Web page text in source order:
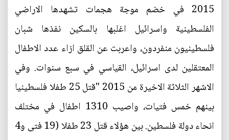
2015 في خضم موجة هجمات تشهدها الاراضي
الفلسطينية واسرائيل اغلبها بالسكين نفذها شبان
فلسطينيون منفردون، واعربت عن القلق ازاء عدد الاطفال
المعتقلين لدى اسرائيل، القياسي في سبع سنوات. وفي
الاشهر الثلاثة الاخيرة من 2015 "قتل 25 طفلا فلسطينيا
بينهم خمس فتيات، واصيب 1310 اطفال في مختلف
انحاء دولة فلسطين. بين هؤلاء قتل 23 طفلا (19 فتى و4